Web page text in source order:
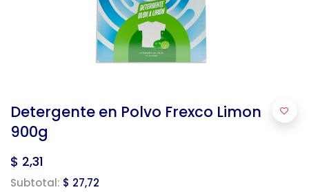
Detergente en Polvo Frexco Limon
900g
$ 2,31
Subtotal: $ 27,72